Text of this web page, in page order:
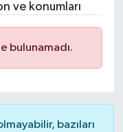
ve konumları
bulunamadı.
bazıları